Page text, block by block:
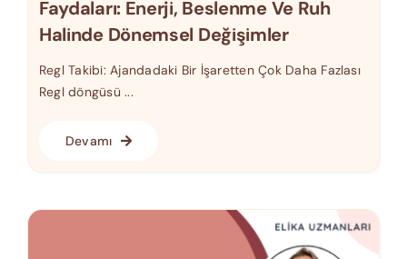
Faydaları: Enerji, Beslenme Ve Ruh
Halinde Dönemsel Değişimler
Regl Takibi: Ajandadaki Bir İşaretten Çok Daha Fazlası
Regl döngüsü ...
Devamı